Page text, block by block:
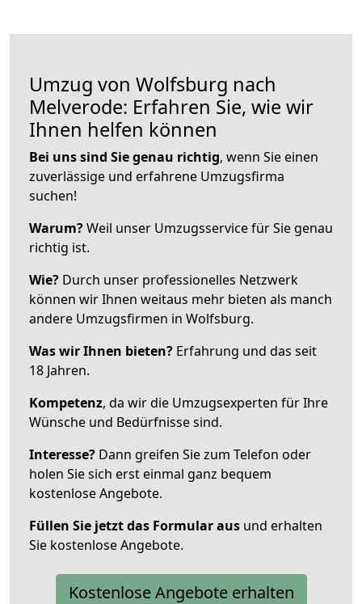
Umzug von Wolfsburg nach
Melverode: Erfahren Sie, wie wir
Ihnen helfen können
Bei uns sind Sie genau richtig, wenn Sie einen
zuverlässige und erfahrene Umzugsfirma
suchen!
Warum?Weil unser Umzugsservice für Sie genau
richtig ist.
Wie? Durch unser professionelles Netzwerk
können wir Ihnen weitaus mehr bieten als manch
andere Umzugsfirmen in Wolfsburg.
Was wir Ihnen bieten? Erfahrung und das seit
18 Jahren.
Kompetenz, da wir die Umzugsexperten für Ihre
Wünsche und Bedürfnisse sind.
Interesse? Dann greifen Sie zum Telefon oder
holen Sie sich erst einmal ganz bequem
kostenlose Angebote.
Füllen Sie jetzt das Formular aus und erhalten
Sie kostenlose Angebote.
Kostenlose Angebote erhalten